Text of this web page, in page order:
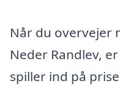
Når du overvejer
Neder Randlev,
spiller ind på